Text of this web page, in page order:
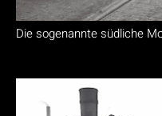
Die sogenannte südliche